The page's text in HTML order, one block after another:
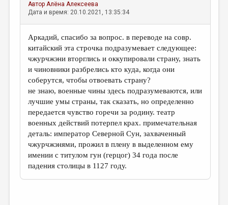
АвторАлёна Алексеева
Дата и время: 20.10.2021, 13:35:34
Аркадий, спасибо за вопрос. в переводе на совр.
китайский эта строчка подразумевает следующее:
чжурчжэни вторглись и оккупировали страну, знать
и чиновники разбрелись кто куда, когда они
соберутся, чтобы отвоевать страну?
не знаю, военные чины здесь подразумеваются, или
лучшие умы страны, так сказать, но определенно
передается чувство горечи за родину. театр
военных действий потерпел крах. примечательная
деталь: император Северной Сун, захваченный
чжурчжэнями, прожил в плену в выделенном ему
имении с титулом гун (герцог) 34 года после
падения столицы в 1127 году.